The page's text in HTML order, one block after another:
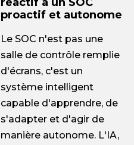
proactif et autonome
Le SOC n'est pas une
salle de contrôle remplie
d'écrans, c'est un
système intelligent
capable d'apprendre, de
s'adapter et d'agir de
manière autonome. L'IA,